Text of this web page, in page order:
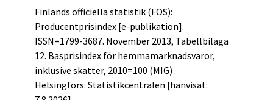
Finlands officiella statistik (FOS):
Producentprisindex [e-publikation].
ISSN=1799-3687. November 2013, Tabellbilaga
12. Basprisindex för hemmamarknadsvaror,
inklusive skatter, 2010=100 (MIG) .
Helsingfors: Statistikcentralen [hänvisat: